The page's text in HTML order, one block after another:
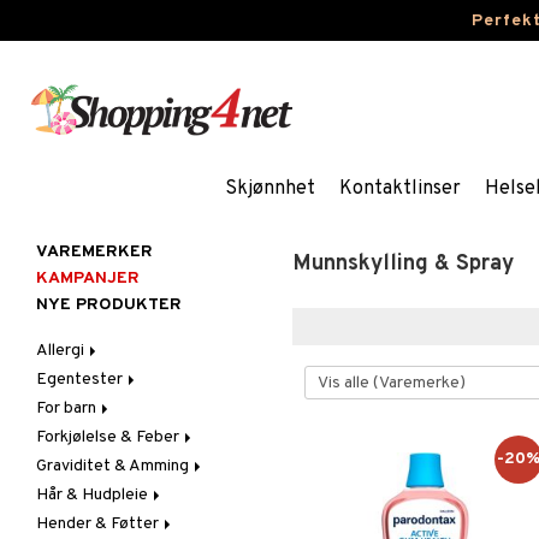
Skjønnhet Kontaktlinser
Munnskylling & Spray
-
VAREMERKER
KAMPANJER
NYE PRODUKTER
Allergi
Nesespray
Øyendråper
Egentester
Andre tester
Blodtrykkmåler
Graviditet & Eggløsning
For barn
Bleier
Blodstoppere
Feber, Forkjølelse & Verk
Hår
Forkjølelse & Feber
Feber
Febertermometre
Halsvondt & Heshet
Hoste
Graviditet & Amming
Brystbeskyttelse &
Innlegg
Hår & Hudpleie
Ansikt
Hender & Føtter